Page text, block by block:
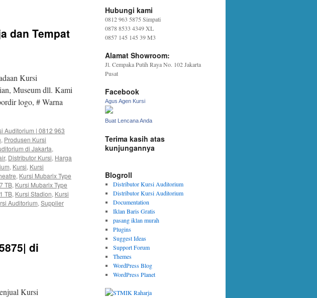
dan Tempat
Kursi
Museum dll. Kami
logo, # Warna
Auditorium | 0812 963
, Produsen Kursi
di Jakarta,
, Distributor Kursi, Harga
, Kursi, Kursi
, Kursi Mubarix Type
TB, Kursi Mubarix Type
TB, Kursi Stadion, Kursi
Auditorium, Supplier
di
Kursi
Hubungi kami
0812 963 5875 Simpati
0878 8533 4349 XL
0857 145 145 39 M3
Alamat Showroom:
Jl. Cempaka Putih Raya No. 102 Jakarta
Pusat
Facebook
Agus Agen Kursi
Buat Lencana Anda
Terima kasih atas
kunjungannya
Blogroll
Distributor Kursi Auditorium
Distributor Kursi Auditorium
Documentation
Iklan Baris Gratis
pasang iklan murah
Plugins
Suggest Ideas
Support Forum
Themes
WordPress Blog
WordPress Planet